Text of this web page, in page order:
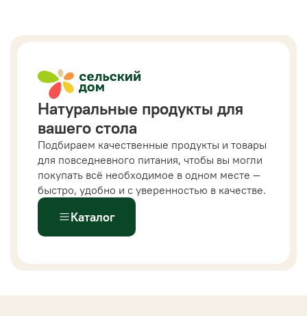
Натуральные продукты для
вашего стола
Подбираем качественные продукты и товары
для повседневного питания, чтобы вы могли
покупать всё необходимое в одном месте —
быстро, удобно и с уверенностью в качестве.
Каталог